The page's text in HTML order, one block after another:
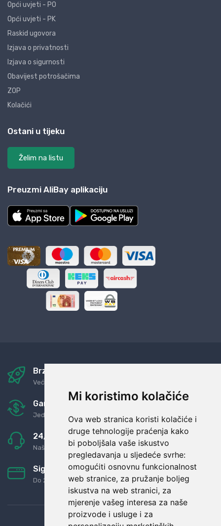
Mi koristimo kolačiće
Ova web stranica koristi kolačiće i
druge tehnologije praćenja kako
bi poboljšala vaše iskustvo
pregledavanja u sljedeće svrhe:
omogućiti osnovnu funkcionalnost
web stranice, za pružanje boljeg
iskustva na web stranici, za
mjerenje vašeg interesa za naše
proizvode i usluge i za
Opći uvjeti - PO
Opći uvjeti - PK
Raskid ugovora
Izjava o privatnosti
Izjava o sigurnosti
Obavijest potrošačima
ZOP
Kolačići
Ostani u tijeku
Želim na listu
Preuzmi AliBay aplikaciju
Brza i sigurna dostava
Već za nekoliko dana kod vas
Garancija u povrat novaca
Jednostavno pravilo: Roba za novac
24/7 odlična podrška
Naši agenti uvijek na raspolaganju
Sigurno obročno plaćanje
Do 24 rata bez kamata